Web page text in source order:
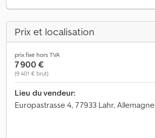
Prix et localisation
prix fixe hors TVA
7 900 €
(9 401 € brut)
Lieu du vendeur:
Europastrasse 4, 77933 Lahr, Allemagne